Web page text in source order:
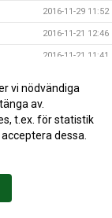
2016-11-29 11:52
2016-11-21 12:46
2016-11-21 11:41
2016-09-29 11:28
vi nödvändiga
av.
t.ex. för statistik
dessa.